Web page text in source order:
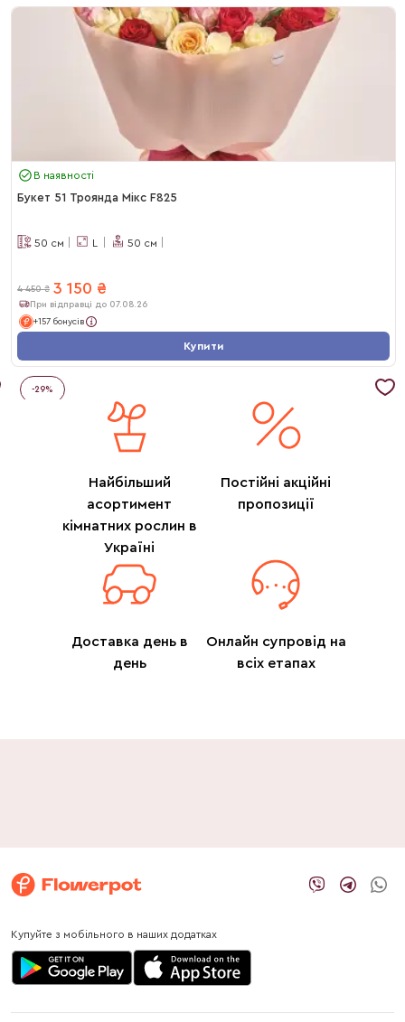
В наявності
Букет 51 Троянда Мікс F825
50 см L 50 см
4 450 ₴ 3 150 ₴
При відправці до 07.08.26
+157 бонусів
Купити
-29%
Найбільший
асортимент
кімнатних рослин в
Україні
Постійні акційні
пропозиції
Доставка день в
день
Онлайн супровід на
всіх етапах
Купуйте з мобільного в наших додатках